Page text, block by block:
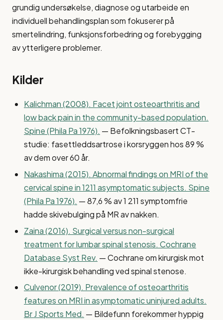
grundig undersøkelse, diagnose og utarbeide en
individuell behandlingsplan som fokuserer på
smertelindring, funksjonsforbedring og forebygging
av ytterligere problemer.
Kilder
Kalichman (2008). Facet joint osteoarthritis and
low back pain in the community-based population.
Spine (Phila Pa 1976). — Befolkningsbasert CT-
studie: fasettleddsartrose i korsryggen hos 89 %
av dem over 60 år.
Nakashima (2015). Abnormal findings on MRI of the
cervical spine in 1211 asymptomatic subjects. Spine
(Phila Pa 1976). — 87,6 % av 1 211 symptomfrie
hadde skivebulging på MR av nakken.
Zaina (2016). Surgical versus non-surgical
treatment for lumbar spinal stenosis. Cochrane
Database Syst Rev. — Cochrane om kirurgisk mot
ikke-kirurgisk behandling ved spinal stenose.
Culvenor (2019). Prevalence of osteoarthritis
features on MRI in asymptomatic uninjured adults.
Br J Sports Med. — Bildefunn forekommer hyppig